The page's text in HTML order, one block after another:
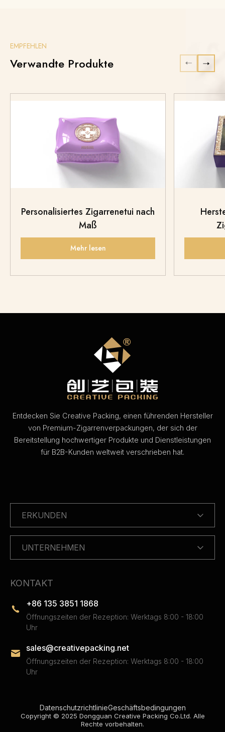
EMPFEHLEN
Verwandte Produkte
Personalisiertes Zigarrenetui nach
Maß
Mehr lesen
Entdecken Sie Creative Packing, einen führenden Hersteller
von Premium-Zigarrenverpackungen, der sich der
Bereitstellung hochwertiger Produkte und Dienstleistungen
für B2B-Kunden weltweit verschrieben hat.
ERKUNDEN
UNTERNEHMEN
KONTAKT
+86 135 3851 1868
Öffnungszeiten der Rezeption: Werktags 8:00 - 18:00
Uhr
sales@creativepacking.net
Öffnungszeiten der Rezeption: Werktags 8:00 - 18:00
Uhr
Copyright © 2025 Dongguan Creative Packing Co.Ltd. Alle
Rechte vorbehalten.
DatenschutzrichtlinieGeschäftsbedingungen